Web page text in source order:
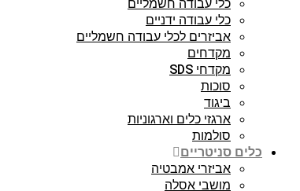
כלי עבודה חשמליים
כלי עבודה ידניים
אביזרים לכלי עבודה חשמליים
מקדחים
מקדחי SDS
סוכות
ביגוד
ארגזי כלים וארגוניות
סולמות
כלים סניטריים
אביזרי אמבטיה
מושבי אסלה